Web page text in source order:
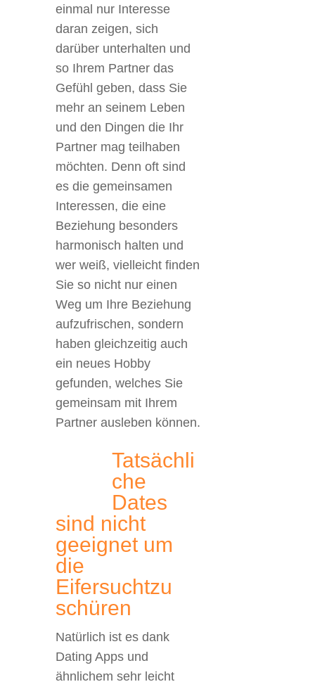
einmal nur Interesse
daran zeigen, sich
darüber unterhalten und
so Ihrem Partner das
Gefühl geben, dass Sie
mehr an seinem Leben
und den Dingen die Ihr
Partner mag teilhaben
möchten. Denn oft sind
es die gemeinsamen
Interessen, die eine
Beziehung besonders
harmonisch halten und
wer weiß, vielleicht finden
Sie so nicht nur einen
Weg um Ihre Beziehung
aufzufrischen, sondern
haben gleichzeitig auch
ein neues Hobby
gefunden, welches Sie
gemeinsam mit Ihrem
Partner ausleben können.
Tatsächli
che
Dates
sind nicht
geeignet um
die
Eifersuchtzu
schüren
Natürlich ist es dank
Dating Apps und
ähnlichem sehr leicht